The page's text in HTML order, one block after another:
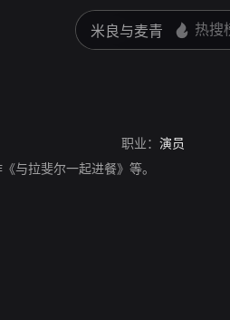
职业： 演员
与拉斐尔一起进餐》等。